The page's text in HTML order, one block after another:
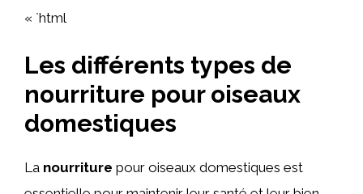
« `html
Les différents types de
nourriture pour oiseaux
domestiques
La nourriture pour oiseaux domestiques est